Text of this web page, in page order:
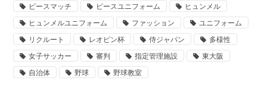
ピースマッチ
ピースユニフォーム
ヒュンメル
ヒュンメルユニフォーム
ファッション
ユニフォーム
リクルート
レオピン杯 侍ジャパン
多様性
女子サッカー
審判 指定管理施設
東大阪
自治体
野球 野球教室